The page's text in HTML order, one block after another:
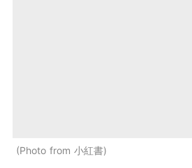
Photo from 小紅書